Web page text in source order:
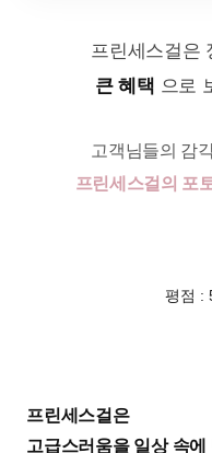
프린세스걸은
큰 혜택 으로
고객님들의 감
프린세스걸의 포
평점 :
프린세스걸은
고급스러움을 일상 속에